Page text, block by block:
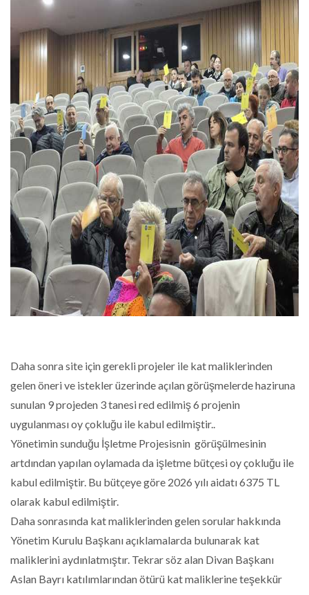
Daha sonra site için gerekli projeler ile kat maliklerinden
gelen öneri ve istekler üzerinde açılan görüşmelerde haziruna
sunulan 9 projeden 3 tanesi red edilmiş 6 projenin
uygulanması oy çokluğu ile kabul edilmiştir..
Yönetimin sunduğu İşletme Projesisnin görüşülmesinin
artdından yapılan oylamada da işletme bütçesi oy çokluğu ile
kabul edilmiştir. Bu bütçeye göre 2026 yılı aidatı 6375 TL
olarak kabul edilmiştir.
Daha sonrasında kat maliklerinden gelen sorular hakkında
Yönetim Kurulu Başkanı açıklamalarda bulunarak kat
maliklerini aydınlatmıştır. Tekrar söz alan Divan Başkanı
Aslan Bayrı katılımlarından ötürü kat maliklerine teşekkür